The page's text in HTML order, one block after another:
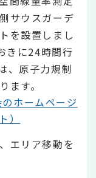
サウスガーデ
を設置しまし
きに24時間行
、原子力規制
ます。
ホームページ
）
エリア移動を